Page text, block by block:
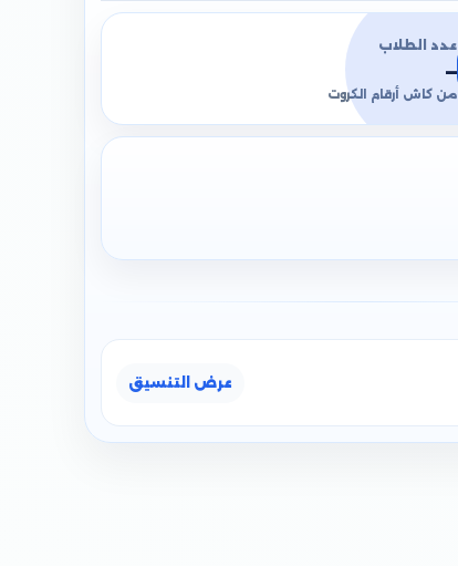
عدد الطلاب
—
من كاش أرقام الكروت
عرض التنسيق